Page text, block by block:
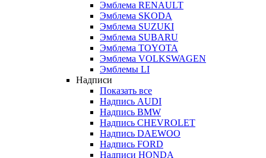
Эмблема RENAULT
Эмблема SKODA
Эмблема SUZUKI
Эмблема SUBARU
Эмблема TOYOTA
Эмблема VOLKSWAGEN
Эмблемы LI
Надписи
Показать все
Надпись AUDI
Надпись BMW
Надпись CHEVROLET
Надпись DAEWOO
Надпись FORD
Надписи HONDA